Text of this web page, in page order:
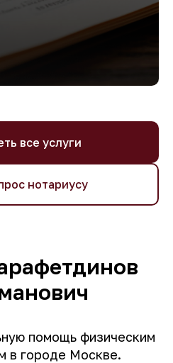
все услуги
нотариусу
помощь физическим
в городе Москве.